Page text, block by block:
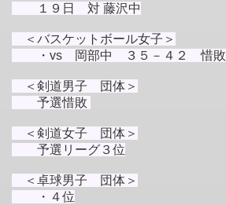
１９日 対 藤沢中
＜バスケットボール女子＞
・vs 岡部中 ３５－４２ 惜敗
＜剣道男子 団体＞
予選惜敗
＜剣道女子 団体＞
予選リーグ３位
＜卓球男子 団体＞
・４位